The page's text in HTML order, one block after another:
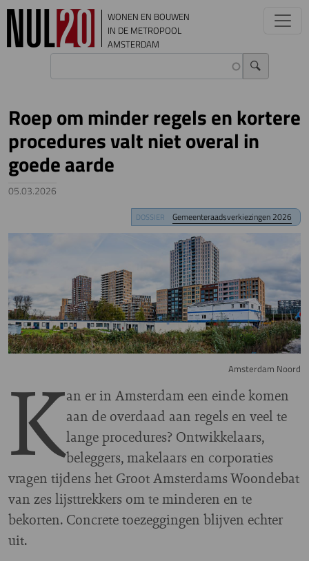
Overslaan en naar de inhoud gaan
WONEN EN BOUWEN
IN DE METROPOOL
AMSTERDAM
Roep om minder regels en kortere
procedures valt niet overal in
goede aarde
05.03.2026
DOSSIER Gemeenteraadsverkiezingen 2026
Amsterdam Noord
Kan er in Amsterdam een einde komen
aan de overdaad aan regels en veel te
lange procedures? Ontwikkelaars,
beleggers, makelaars en corporaties
vragen tijdens het Groot Amsterdams Woondebat
van zes lijsttrekkers om te minderen en te
bekorten. Concrete toezeggingen blijven echter
uit.